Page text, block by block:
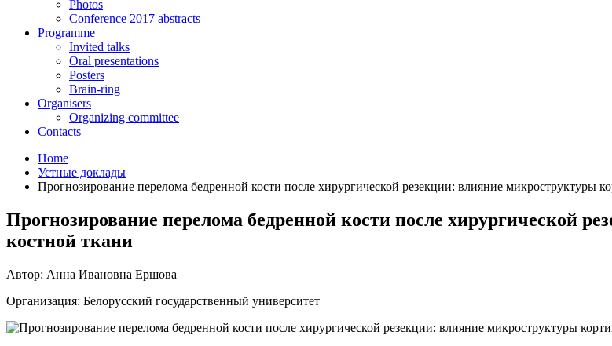
Photos
Conference 2017 abstracts
Programme
Invited talks
Oral presentations
Posters
Brain-ring
Organisers
Organizing committee
Contacts
Home
Устные доклады
Прогнозирование перелома бедренной кости после хирургической резекции: влияние микроструктуры
Прогнозирование перелома бедренной кости после хирургической
костной ткани
Автор: Анна Ивановна Ершова
Организация: Белорусский государственный университет